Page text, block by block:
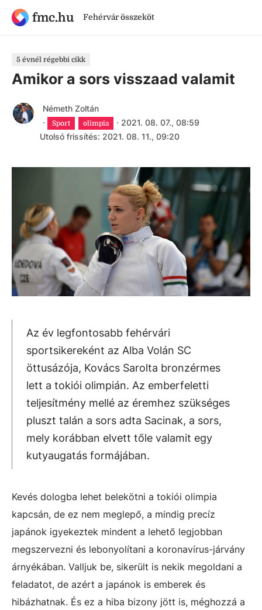
fmc.hu Fehérvár összeköt
5 évnél régebbi cikk
Amikor a sors visszaad valamit
Németh Zoltán
·
Sport olimpia · 2021. 08. 07., 08:59
Utolsó frissítés: 2021. 08. 11., 09:20
Az év legfontosabb fehérvári
sportsikereként az Alba Volán SC
öttusázója, Kovács Sarolta bronzérmes
lett a tokiói olimpián. Az emberfeletti
teljesítmény mellé az éremhez szükséges
pluszt talán a sors adta Sacinak, a sors,
mely korábban elvett tőle valamit egy
kutyaugatás formájában.
Kevés dologba lehet belekötni a tokiói olimpia
kapcsán, de ez nem meglepő, a mindig precíz
japánok igyekeztek mindent a lehető legjobban
megszervezni és lebonyolítani a koronavírus-járvány
árnyékában. Valljuk be, sikerült is nekik megoldani a
feladatot, de azért a japánok is emberek és
hibázhatnak. És ez a hiba bizony jött is, méghozzá a